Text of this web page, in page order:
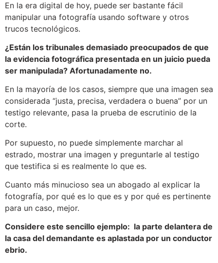
En la era digital de hoy, puede ser bastante fácil
manipular una fotografía usando software y otros
trucos tecnológicos.
¿Están los tribunales demasiado preocupados de que
la evidencia fotográfica presentada en un juicio pueda
ser manipulada? Afortunadamente no.
En la mayoría de los casos, siempre que una imagen sea
considerada “justa, precisa, verdadera o buena” por un
testigo relevante, pasa la prueba de escrutinio de la
corte.
Por supuesto, no puede simplemente marchar al
estrado, mostrar una imagen y preguntarle al testigo
que testifica si es realmente lo que es.
Cuanto más minucioso sea un abogado al explicar la
fotografía, por qué es lo que es y por qué es pertinente
para un caso, mejor.
Considere este sencillo ejemplo: la parte delantera de
la casa del demandante es aplastada por un conductor
ebrio.